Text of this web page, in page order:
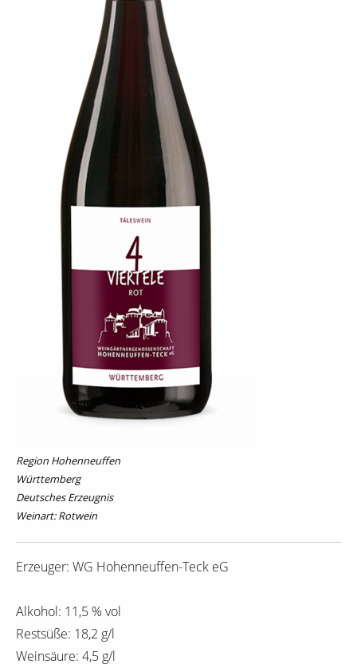
Region Hohenneuffen
Württemberg
Deutsches Erzeugnis
Weinart: Rotwein
Erzeuger: WG Hohenneuffen-Teck eG
Alkohol: 11,5 % vol
Restsüße: 18,2 g/l
Weinsäure: 4,5 g/l